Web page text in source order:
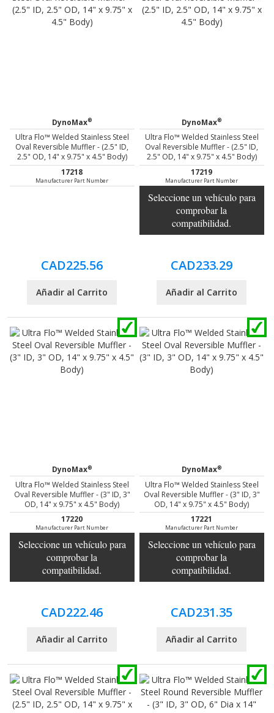
DynoMax®
Ultra Flo™ Welded Stainless Steel
Oval Reversible Muffler - (2.5" ID,
2.5" OD, 14" x 9.75" x 4.5" Body)
17218
Manufacturer Part Number
CAD225.56
Añadir al Carrito
DynoMax®
Ultra Flo™ Welded Stainless Steel
Oval Reversible Muffler - (2.5" ID,
2.5" OD, 14" x 9.75" x 4.5" Body)
17219
Manufacturer Part Number
Seleccione un vehículo para
comprobar la
compatibilidad.
CAD233.29
Añadir al Carrito
DynoMax®
Ultra Flo™ Welded Stainless Steel
Oval Reversible Muffler - (3" ID, 3"
OD, 14" x 9.75" x 4.5" Body)
17220
Manufacturer Part Number
Seleccione un vehículo para
comprobar la
compatibilidad.
CAD222.46
Añadir al Carrito
DynoMax®
Ultra Flo™ Welded Stainless Steel
Oval Reversible Muffler - (3" ID, 3"
OD, 14" x 9.75" x 4.5" Body)
17221
Manufacturer Part Number
Seleccione un vehículo para
comprobar la
compatibilidad.
CAD231.35
Añadir al Carrito